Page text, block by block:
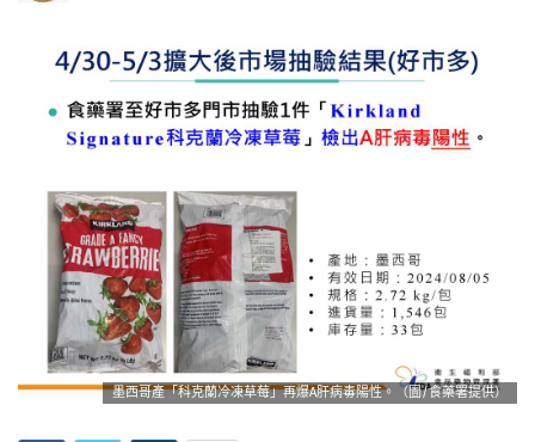
墨西哥產「科克蘭冷凍草莓」再爆A肝病毒陽性。（圖/食藥署提供）